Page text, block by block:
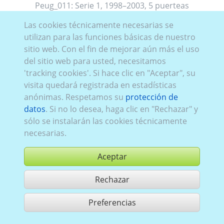
Peug_011: Serie 1, 1998–2003, 5 puerteas
comprar
compartir 1 aciertos
Utilización de acuerdo con las condiciones generales de contrato,
Las cookies técnicamente necesarias se
utilizan para las funciones básicas de nuestro
sitio web. Con el fin de mejorar aún más el uso
del sitio web para usted, necesitamos
'tracking cookies'. Si hace clic en "Aceptar", su
visita quedará registrada en estadísticas
anónimas. Respetamos su protección de
datos. Si no lo desea, haga clic en "Rechazar" y
sólo se instalarán las cookies técnicamente
necesarias.
Aceptar
Rechazar
Preferencias